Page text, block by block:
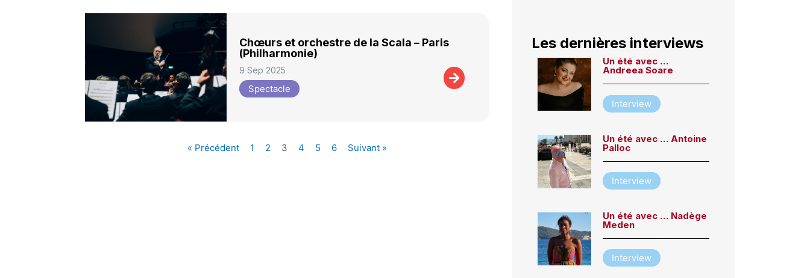
Chœurs et orchestre de la Scala – Paris
(Philharmonie)
9 Sep 2025
Spectacle
« Précédent 1 2 3 4 5 6 Suivant »
Les dernières interviews
Un été avec …
Andreea Soare
Interview
Un été avec … Antoine
Palloc
Interview
Un été avec … Nadège
Meden
Interview